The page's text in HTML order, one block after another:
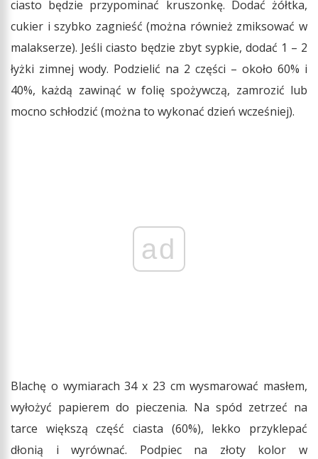
ciasto będzie przypominać kruszonkę. Dodać żółtka,
cukier i szybko zagnieść (można również zmiksować w
malakserze). Jeśli ciasto będzie zbyt sypkie, dodać 1 – 2
łyżki zimnej wody. Podzielić na 2 części – około 60% i
40%, każdą zawinąć w folię spożywczą, zamrozić lub
mocno schłodzić (można to wykonać dzień wcześniej).
ad
Blachę o wymiarach 34 x 23 cm wysmarować masłem,
wyłożyć papierem do pieczenia. Na spód zetrzeć na
tarce większą część ciasta (60%), lekko przyklepać
dłonią i wyrównać. Podpiec na złoty kolor w